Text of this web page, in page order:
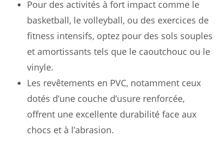
Pour des activités à fort impact comme le
basketball, le volleyball, ou des exercices de
fitness intensifs, optez pour des sols souples
et amortissants tels que le caoutchouc ou le
vinyle.
Les revêtements en PVC, notamment ceux
dotés d’une couche d’usure renforcée,
offrent une excellente durabilité face aux
chocs et à l’abrasion.